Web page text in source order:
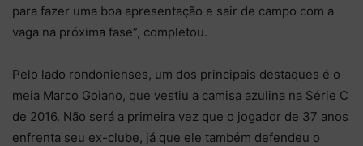
para fazer uma boa apresentação e sair de campo com a
vaga na próxima fase”, completou.
Pelo lado rondonienses, um dos principais destaques é o
meia Marco Goiano, que vestiu a camisa azulina na Série C
de 2016. Não será a primeira vez que o jogador de 37 anos
enfrenta seu ex-clube, já que ele também defendeu o